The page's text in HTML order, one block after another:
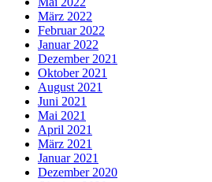
März 2022
Februar 2022
Januar 2022
Dezember 2021
Oktober 2021
August 2021
Juni 2021
Mai 2021
April 2021
März 2021
Januar 2021
Dezember 2020